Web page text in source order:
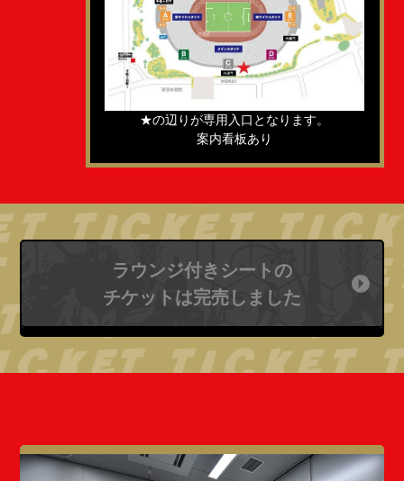
★の辺りが専用入口となります。
案内看板あり
ラウンジ付きシートの
チケットは完売しました